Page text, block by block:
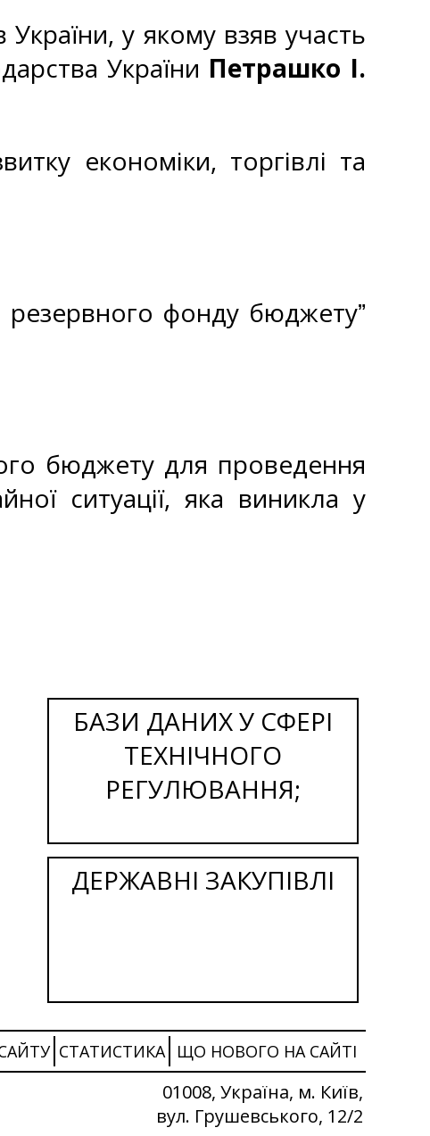
України, у якому взяв участь
України Петрашко І.
економіки, торгівлі та
фонду бюджетуˮ
бюджету для проведення
ситуації, яка виникла у
БАЗИ ДАНИХ У СФЕРІ
ТЕХНІЧНОГО
РЕГУЛЮВАННЯ;
ДЕРЖАВНІ ЗАКУПІВЛІ
СТАТИСТИКА ЩО НОВОГО НА САЙТІ
01008, Україна, м. Київ,
вул. Грушевського, 12/2